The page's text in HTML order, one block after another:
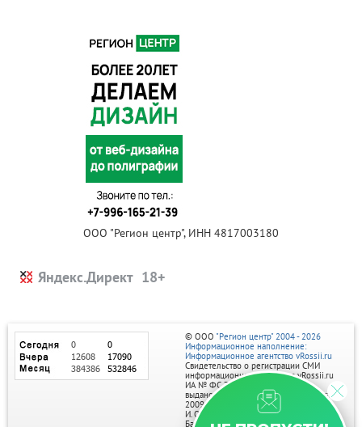
ООО "Регион центр", ИНН 4817003180
Яндекс.Директ
© ООО "Регион центр" 2004 - 2026
Информационное наполнение:
Информационное агентство vRossii.ru
Свидетельство о регистрации СМИ
информационного агентства vRossii.ru
ИА № ФС 77‑35502
выдано РОСКОМНАДЗОРом 04 марта
2009г.
И. О. Главного редактора Нарыков А. Н.
Баннеры на портале размещаются на